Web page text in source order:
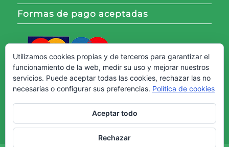
Formas de pago aceptadas
Utilizamos cookies propias y de terceros para garantizar el
funcionamiento de la web, medir su uso y mejorar nuestros
servicios. Puede aceptar todas las cookies, rechazar las no
necesarias o configurar sus preferencias. Política de cookies
Aceptar todo
Rechazar